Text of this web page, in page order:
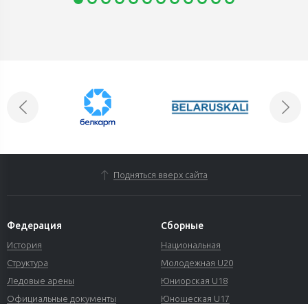
Подняться вверх сайта
Федерация
История
Структура
Ледовые арены
Официальные документы
Сборные
Национальная
Молодежная U20
Юниорская U18
Юношеская U17